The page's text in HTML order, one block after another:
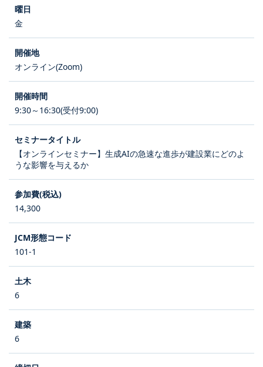
金
オンライン(Zoom)
9:30～16:30(受付9:00)
【オンラインセミナー】生成AIの急速な進歩が建設業にどのよ
うな影響を与えるか
14,300
101-1
6
6